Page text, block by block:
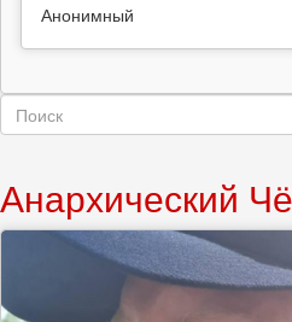
Анонимный
Форма
Анархический